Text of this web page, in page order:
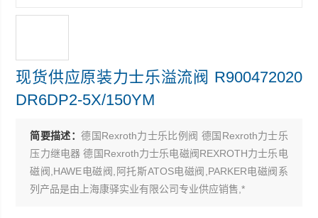
现货供应原装力士乐溢流阀 R900472020
DR6DP2-5X/150YM
简要描述：德国Rexroth力士乐比例阀 德国Rexroth力士乐
压力继电器 德国Rexroth力士乐电磁阀REXROTH力士乐电
磁阀,HAWE电磁阀,阿托斯ATOS电磁阀,PARKER电磁阀系
列产品是由上海康驿实业有限公司专业供应销售,*